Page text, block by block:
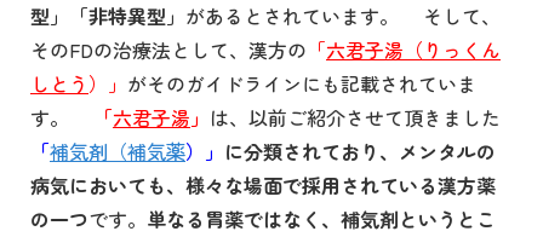
型」「非特異型」 があるとされています。 そして、
そのFDの治療法として、漢方の 「六君子湯（りっくん
しとう ）」 がそのガイドラインにも記載されていま
す。
「六君子湯 」 は、以前ご紹介させて頂きました
「補気剤（補気薬）」 に分類されており、メンタルの
病気においても、様々な場面で採用されている漢方薬
の一つです。 単なる胃薬ではなく、補気剤というとこ